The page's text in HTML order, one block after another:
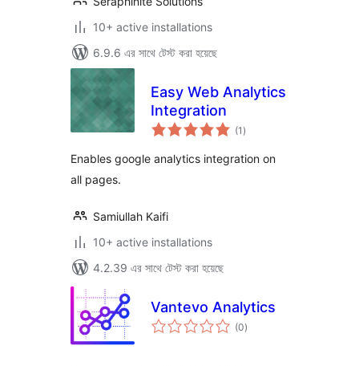
10+ active installations
6.9.6 এর সাথে টেস্ট করা হয়েছে
Easy Web Analytics
Integration
(1 total
ratings
)
Enables google analytics integration on
all pages.
Samiullah Kaifi
10+ active installations
4.2.39 এর সাথে টেস্ট করা হয়েছে
Vantevo Analytics
(0total
ratings
)